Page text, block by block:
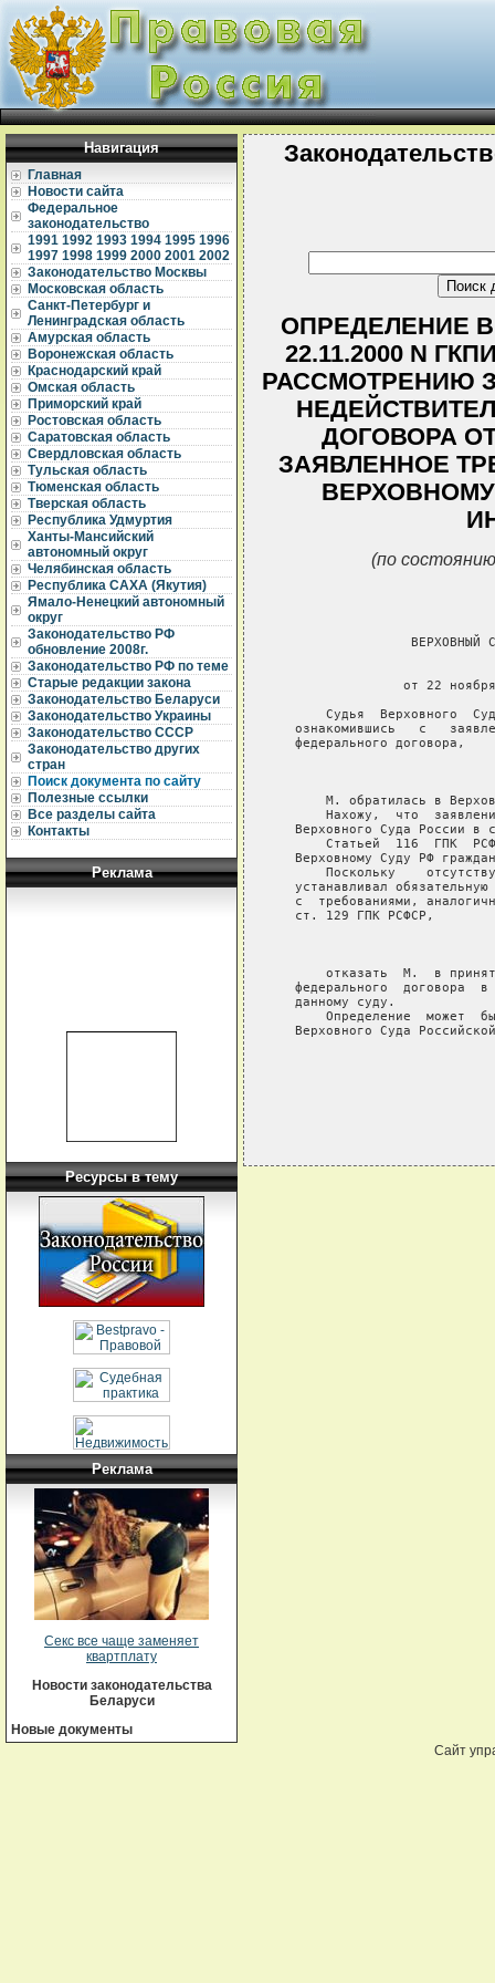
Навигация
Главная
Новости сайта
Федеральное
законодательство
1991 1992 1993 1994 1995 1996
1997 1998 1999 2000 2001 2002
Законодательство Москвы
Московская область
Санкт-Петербург и
Ленинградская область
Амурская область
Воронежская область
Краснодарский край
Омская область
Приморский край
Ростовская область
Саратовская область
Свердловская область
Тульская область
Тюменская область
Тверская область
Республика Удмуртия
Ханты-Мансийский
автономный округ
Челябинская область
Республика САХА (Якутия)
Ямало-Ненецкий автономный
округ
Законодательство РФ
обновление 2008г.
Законодательство РФ по теме
Старые редакции закона
Законодательство Беларуси
Законодательство Украины
Законодательство СССР
Законодательство других
стран
Поиск документа по сайту
Полезные ссылки
Все разделы сайта
Контакты
Реклама
Ресурсы в тему
Реклама
Секс все чаще заменяет
квартплату
Новости законодательства
Беларуси
Новые документы
ОПРЕДЕЛЕНИЕ
22.11.2000 N
РАССМОТРЕНИЮ
ДОГОВОРА
ЗАЯВЛЕННОЕ
(по
ВЕРХОВНЫЙ
от 22
Судья  Верховного
ознакомившись   с
   федерального договора,
М. обратилась в
Нахожу,  что
Верховного Суда России в
Статьей  116  ГПК
Верховному Суду РФ
Поскольку
устанавливал
с  требованиями,
   ст. 129 ГПК РСФСР,
отказать  М.  в
федерального  договора
   данному суду.
Определение  может
Верховного Суда
Сайт